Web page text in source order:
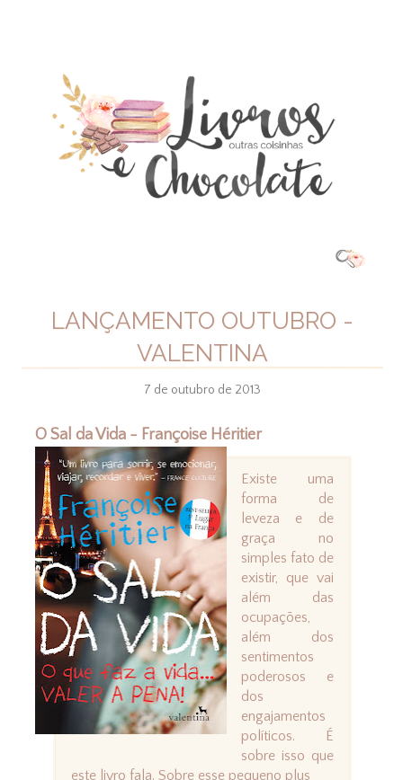
LANÇAMENTO OUTUBRO -
VALENTINA
7 de outubro de 2013
O Sal da Vida - Françoise Héritier
Existe uma
forma de
leveza e de
graça no
simples fato de
existir, que vai
além das
ocupações,
além dos
sentimentos
poderosos e
dos
engajamentos
políticos. É
sobre isso que
este livro fala. Sobre esse pequeno plus